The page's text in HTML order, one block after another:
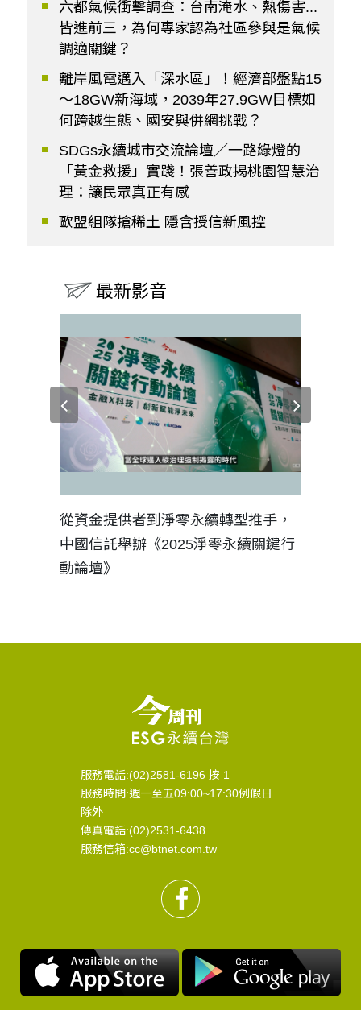
六都氣候衝擊調查：台南淹水、熱傷害...
皆進前三，為何專家認為社區參與是氣候
調適關鍵？
離岸風電邁入「深水區」！經濟部盤點15
～18GW新海域，2039年27.9GW目標如
何跨越生態、國安與併網挑戰？
SDGs永續城市交流論壇／一路綠燈的
「黃金救援」實踐！張善政揭桃園智慧治
理：讓民眾真正有感
歐盟組隊搶稀土 隱含授信新風控
最新影音
從資金提供者到淨零永續轉型推手，
中國信託舉辦《2025淨零永續關鍵行
動論壇》
服務電話:(02)2581-6196 按 1
服務時間:週一至五09:00~17:30例假日
除外
傳真電話:(02)2531-6438
服務信箱:cc@btnet.com.tw